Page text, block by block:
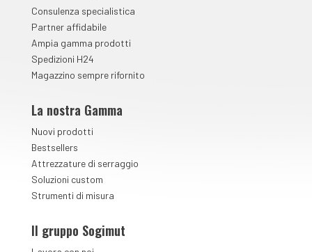
Consulenza specialistica
Partner affidabile
Ampia gamma prodotti
Spedizioni H24
Magazzino sempre rifornito
La nostra Gamma
Nuovi prodotti
Bestsellers
Attrezzature di serraggio
Soluzioni custom
Strumenti di misura
Il gruppo Sogimut